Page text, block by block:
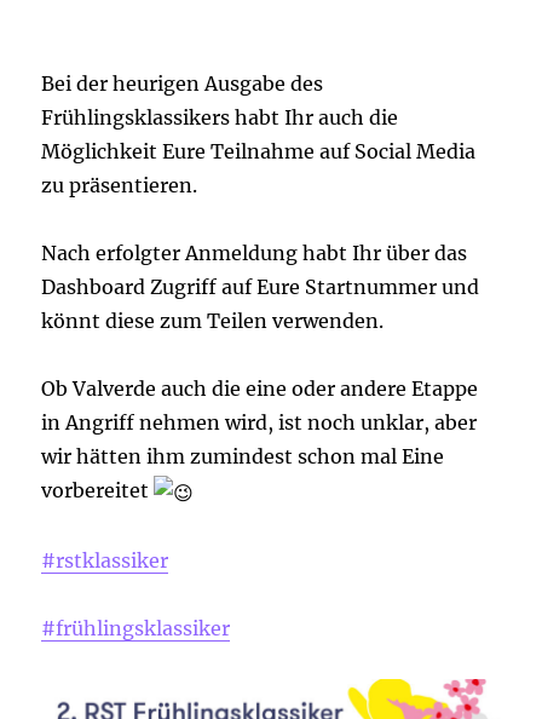
Bei der heurigen Ausgabe des
Frühlingsklassikers habt Ihr auch die
Möglichkeit Eure Teilnahme auf Social Media
zu präsentieren.
Nach erfolgter Anmeldung habt Ihr über das
Dashboard Zugriff auf Eure Startnummer und
könnt diese zum Teilen verwenden.
Ob Valverde auch die eine oder andere Etappe
in Angriff nehmen wird, ist noch unklar, aber
wir hätten ihm zumindest schon mal Eine
vorbereitet
#rstklassiker
#frühlingsklassiker